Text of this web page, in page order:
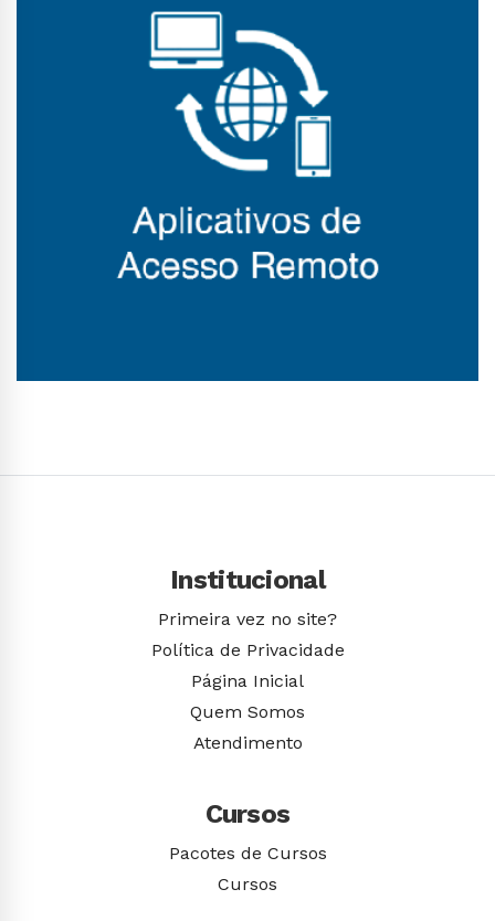
Institucional
Primeira vez no site?
Política de Privacidade
Página Inicial
Quem Somos
Atendimento
Cursos
Pacotes de Cursos
Cursos